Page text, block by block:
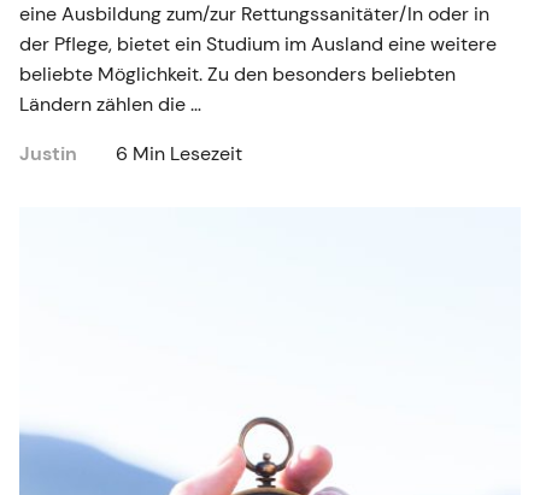
eine Ausbildung zum/zur Rettungssanitäter/In oder in
der Pflege, bietet ein Studium im Ausland eine weitere
beliebte Möglichkeit. Zu den besonders beliebten
Ländern zählen die …
Justin
6 Min Lesezeit